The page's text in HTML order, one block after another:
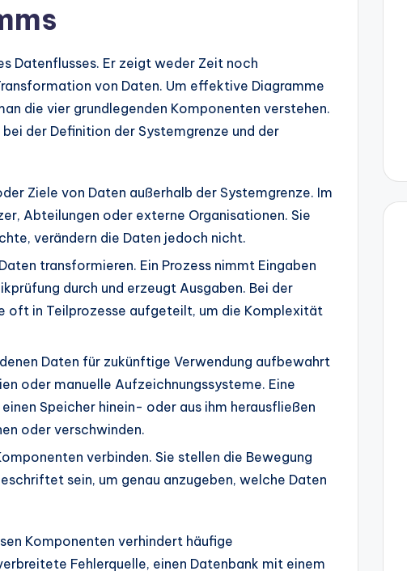
Datenflusses. Er zeigt weder Zeit noch
von Daten. Um effektive Diagramme
die vier grundlegenden Komponenten verstehen.
der Definition der Systemgrenze und der
Ziele von Daten außerhalb der Systemgrenze. Im
Abteilungen oder externe Organisationen. Sie
verändern die Daten jedoch nicht.
transformieren. Ein Prozess nimmt Eingaben
durch und erzeugt Ausgaben. Bei der
oft in Teilprozesse aufgeteilt, um die Komplexität
Daten für zukünftige Verwendung aufbewahrt
oder manuelle Aufzeichnungssysteme. Eine
Speicher hinein- oder aus ihm herausfließen
oder verschwinden.
verbinden. Sie stellen die Bewegung
sein, um genau anzugeben, welche Daten
Komponenten verhindert häufige
Fehlerquelle, einen Datenbank mit einem